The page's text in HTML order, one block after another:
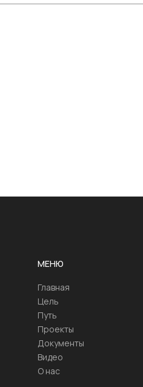
МЕНЮ
Главная
Цель
Путь
Проекты
Документы
Видео
О нас